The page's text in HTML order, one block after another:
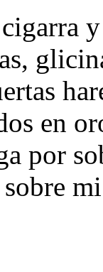
en
por
sobre